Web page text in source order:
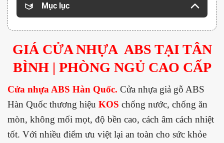
Mục lục
GIÁ CỬA NHỰA ABS TẠI TÂN
BÌNH | PHÒNG NGỦ CAO CẤP
Cửa nhựa ABS Hàn Quốc. Cửa nhựa giả gỗ ABS
Hàn Quốc thương hiệu KOS chống nước, chống ăn
mòn, không mối mọt, độ bền cao, cách âm cách nhiệt
tốt. Với nhiều điểm ưu việt lại an toàn cho sức khỏe